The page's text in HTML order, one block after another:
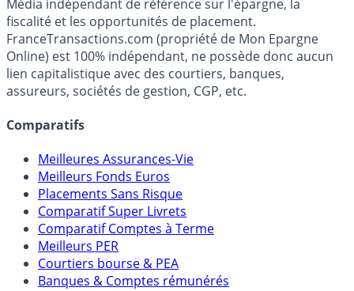
Média indépendant de référence sur l'épargne, la
fiscalité et les opportunités de placement.
FranceTransactions.com (propriété de Mon Epargne
Online) est 100% indépendant, ne possède donc aucun
lien capitalistique avec des courtiers, banques,
assureurs, sociétés de gestion, CGP, etc.
Comparatifs
Meilleures Assurances-Vie
Meilleurs Fonds Euros
Placements Sans Risque
Comparatif Super Livrets
Comparatif Comptes à Terme
Meilleurs PER
Courtiers bourse & PEA
Banques & Comptes rémunérés